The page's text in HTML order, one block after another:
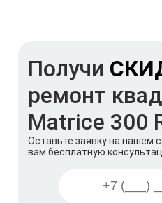
Получи
ремонт
Matrice 300
Оставьте заявку на нашем
вам бесплатную